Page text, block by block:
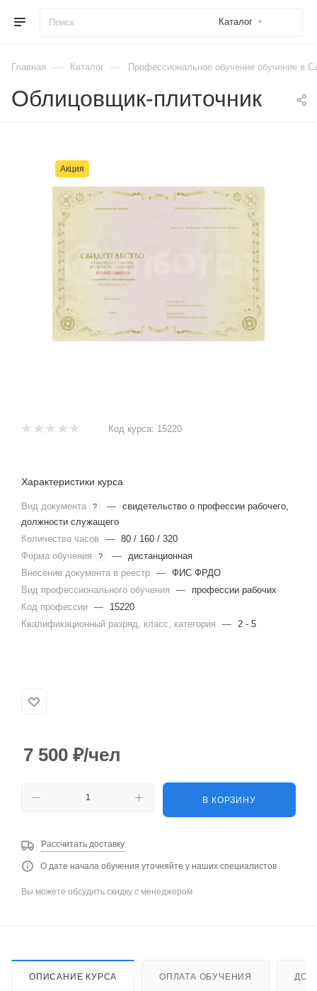
Каталог
Главная — Каталог — Профессиональное обучение обучение в
Облицовщик-плиточник
Акция
Код курса: 15220
Характеристики курса
Вид документа ? — свидетельство о профессии рабочего,
должности служащего
Количество часов
— 80 / 160 / 320
Форма обучения
? —
дистанционная
Внесение документа в реестр — ФИС ФРДО
Вид профессионального обучения
—
профессии рабочих
Код профессии —
15220
Квалификационный разряд, класс, категория
— 2 - 5
7 500 ₽/чел
В КОРЗИНУ
Рассчитать доставку
О дате начала обучения уточняйте у наших специалистов
Вы можете обсудить скидку с менеджером
ОПИСАНИЕ КУРСА ОПЛАТА ОБУЧЕНИЯ